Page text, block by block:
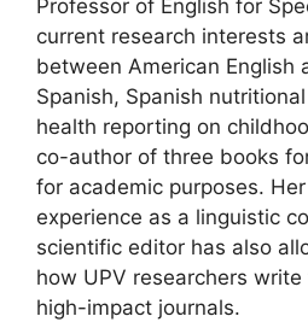
Professor of English for
current research interests
between American English
Spanish, Spanish
health reporting on
co-author of three books
for academic purposes.
experience as a linguistic
scientific editor has also
how UPV researchers
high-impact journals.